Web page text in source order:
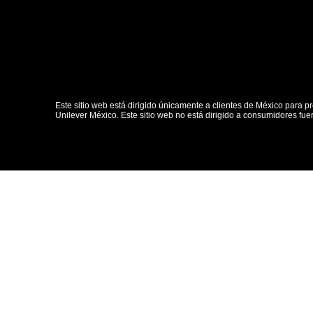
Este sitio web está dirigido únicamente a clientes de México para
Unilever México. Este sitio web no está dirigido a consumidores